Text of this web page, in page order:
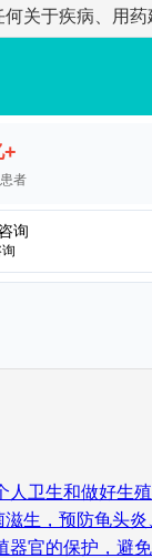
关于疾病、用
+
者
询
人卫生和做好生
生，预防龟头
器官的保护，避